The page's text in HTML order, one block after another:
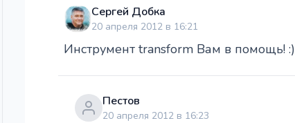
Сергей Добка
20 апреля 2012 в 16:21
Инструмент transform Вам в помощь! :)
Пестов
20 апреля 2012 в 16:23